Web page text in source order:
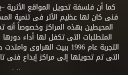
كما أن فلسفة تحويل المواقع الأثرية
فنى كان لها عظيم الأثر فى تنمية
المحيطين بهذه المراكز وخصوصاً أنه
المتطلبات التى تكفل لها أداء
التجربة عام 1996 ببيت
.. .